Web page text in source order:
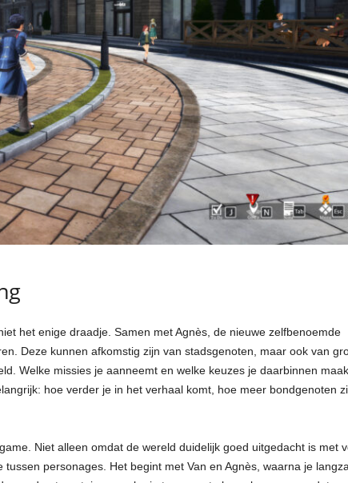
het enige draadje. Samen met Agnès, de nieuwe zelfbenoemde
Deze kunnen afkomstig zijn van stadsgenoten, maar ook van
Welke missies je aanneemt en welke keuzes je daarbinnen
hoe verder je in het verhaal komt, hoe meer bondgenoten
Niet alleen omdat de wereld duidelijk goed uitgedacht is met
personages. Het begint met Van en Agnès, waarna je